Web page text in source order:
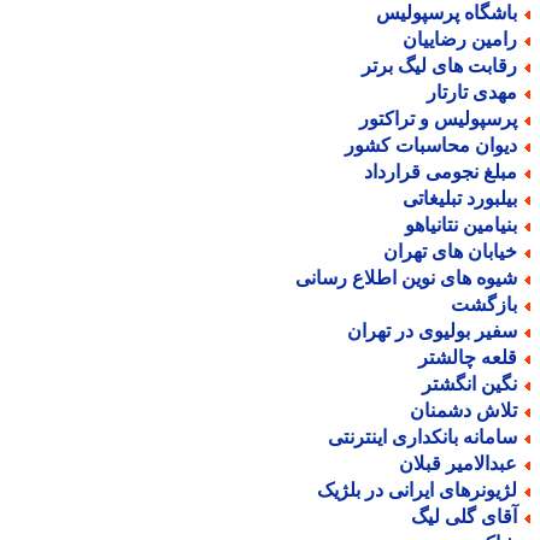
پرسپولیس
رضاییان
های لیگ برتر
تارتار
و تراکتور
محاسبات کشور
نجومی قرارداد
تبلیغاتی
نتانیاهو
های تهران
های نوین اطلاع رسانی
بولیوی در تهران
چالشتر
انگشتر
دشمنان
بانکداری اینترنتی
قبلان
ایرانی در بلژیک
گلی لیگ